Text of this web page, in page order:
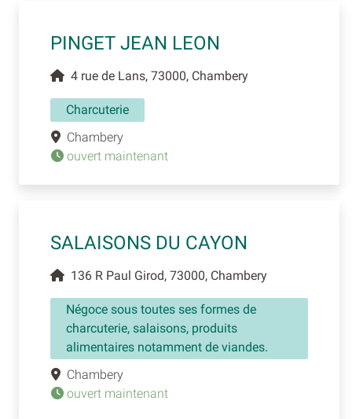
PINGET JEAN LEON
4 rue de Lans, 73000, Chambery
Charcuterie
Chambery
ouvert maintenant
SALAISONS DU CAYON
136 R Paul Girod, 73000, Chambery
Négoce sous toutes ses formes de
charcuterie, salaisons, produits
alimentaires notamment de viandes.
Chambery
ouvert maintenant